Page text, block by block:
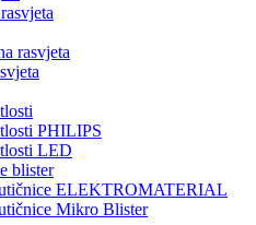
rasvjeta
PHILIPS
LED
blister
ELEKTROMATERIAL
Mikro Blister